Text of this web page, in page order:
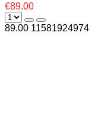
€89.00
89.00 11581924974